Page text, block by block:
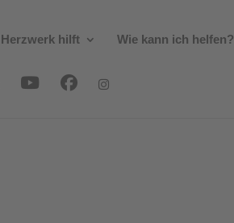
Herzwerk hilft Wie kann ich helfen?